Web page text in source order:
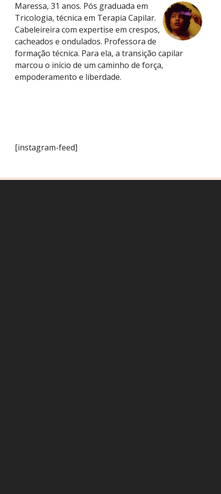
Maressa, 31 anos. Pós graduada em
Tricologia, técnica em Terapia Capilar.
Cabeleireira com expertise em crespos,
cacheados e ondulados. Professora de
formação técnica. Para ela, a transição capilar
marcou o início de um caminho de força,
empoderamento e liberdade.
[instagram-feed]